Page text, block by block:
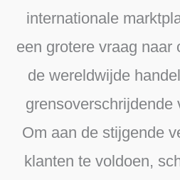
internationale
een grotere vraag naar
de wereldwijde
grensoverschrijdende
Om aan de stijgende
klanten te voldoen,